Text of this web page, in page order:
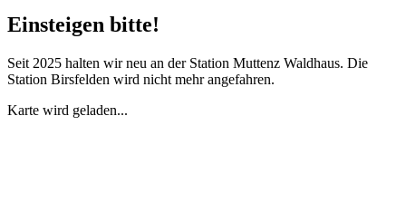
Einsteigen bitte!
Seit 2025 halten wir neu an der Station Muttenz Waldhaus. Die
Station Birsfelden wird nicht mehr angefahren.
Karte wird geladen...